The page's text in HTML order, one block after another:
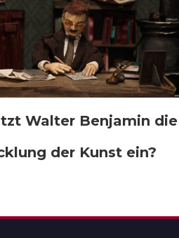
Walter Benjamin die
der Kunst ein?